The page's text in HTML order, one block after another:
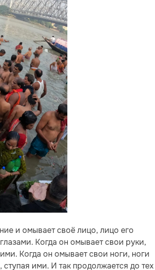
и омывает своё лицо, лицо его
Когда он омывает свои руки,
Когда он омывает свои ноги, ноги
ими. И так продолжается до тех